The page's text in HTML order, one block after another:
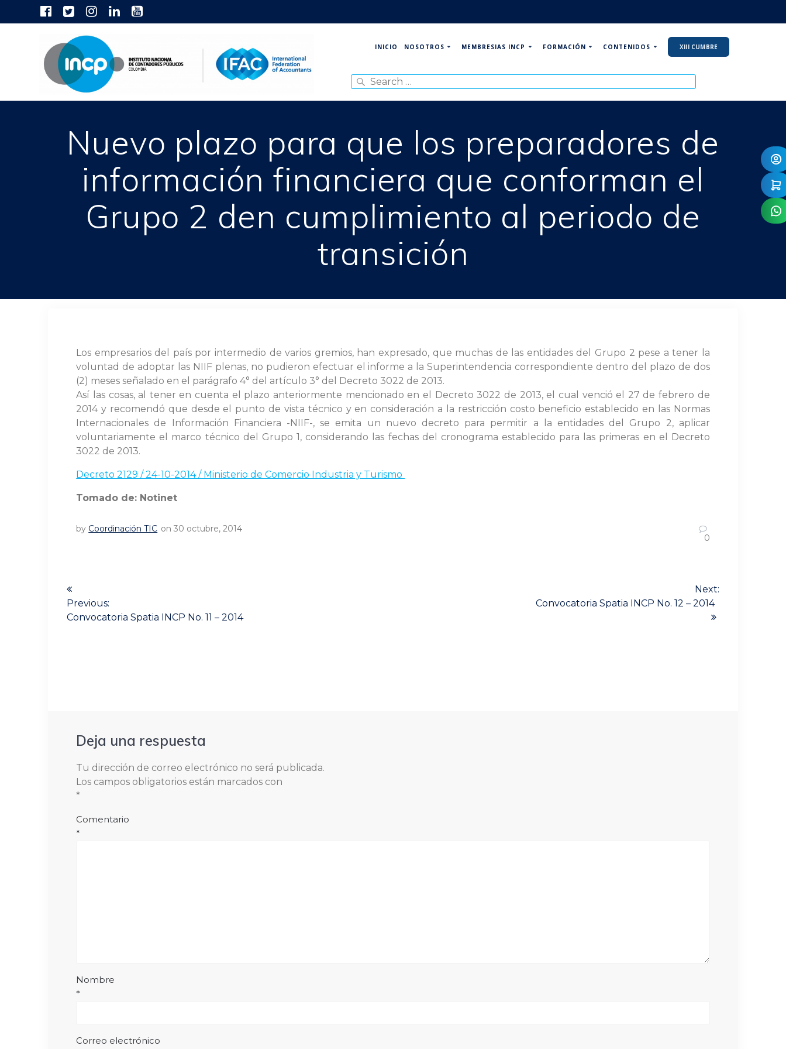
INICIO NOSOTROS MEMBRESIAS INCP FORMACIÓN CONTENIDOS XIII CUMBRE
for:
Nuevo plazo para que los preparadores de
información financiera que conforman el
Grupo 2 den cumplimiento al periodo de
transición
Los empresarios del país por intermedio de varios gremios, han expresado, que muchas de las entidades del Grupo 2 pese a tener la
voluntad de adoptar las NIIF plenas, no pudieron efectuar el informe a la Superintendencia correspondiente dentro del plazo de dos
(2) meses señalado en el parágrafo 4° del artículo 3° del Decreto 3022 de 2013.
Así las cosas, al tener en cuenta el plazo anteriormente mencionado en el Decreto 3022 de 2013, el cual venció el 27 de febrero de
2014 y recomendó que desde el punto de vista técnico y en consideración a la restricción costo beneficio establecido en las Normas
Internacionales de Información Financiera -NIIF-, se emita un nuevo decreto para permitir a la entidades del Grupo 2, aplicar
voluntariamente el marco técnico del Grupo 1, considerando las fechas del cronograma establecido para las primeras en el Decreto
3022 de 2013.
Decreto 2129 / 24-10-2014 / Ministerio de Comercio Industria y Turismo
Tomado de: Notinet
by Coordinación TIC on 30 octubre, 2014
0
Navegación
dePrevious:
Previous
Convocatoria Spatia INCP No. 11 – 2014
Next:
Convocatoria Spatia INCP No. 12 – 2014
Deja una respuesta
Tu dirección de correo electrónico no será publicada.
Los campos obligatorios están marcados con
*
Comentario
*
Nombre
*
Correo electrónico